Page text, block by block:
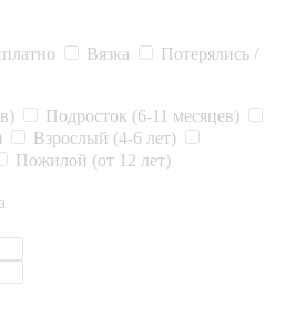
Вязка
Потерялись /
Подросток (6-11 месяцев)
Взрослый (4-6 лет)
Пожилой (от 12 лет)